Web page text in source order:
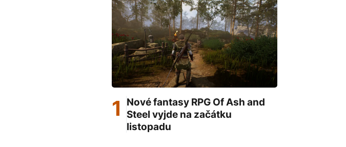
Nové fantasy RPG Of Ash and
Steel vyjde na začátku
listopadu